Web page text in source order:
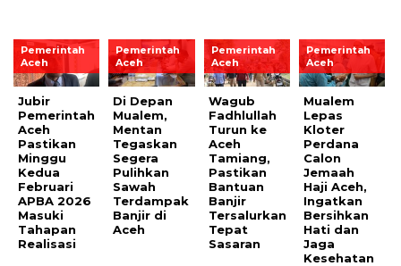
Pemerintah
Aceh
Jubir
Pemerintah
Aceh
Pastikan
Minggu
Kedua
Februari
APBA 2026
Masuki
Tahapan
Realisasi
Pemerintah
Aceh
Di Depan
Mualem,
Mentan
Tegaskan
Segera
Pulihkan
Sawah
Terdampak
Banjir di
Aceh
Pemerintah
Aceh
Wagub
Fadhlullah
Turun ke
Aceh
Tamiang,
Pastikan
Bantuan
Banjir
Tersalurkan
Tepat
Sasaran
Pemerintah
Aceh
Mualem
Lepas
Kloter
Perdana
Calon
Jemaah
Haji Aceh,
Ingatkan
Bersihkan
Hati dan
Jaga
Kesehatan